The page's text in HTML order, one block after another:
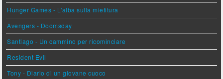
Hunger Games - L'alba sulla mietitura
Avengers - Doomsday
Santiago - Un cammino per ricominciare
Resident Evil
Tony - Diario di un giovane cuoco